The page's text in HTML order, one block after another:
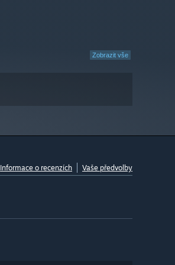
Zobrazit vše
Informace o recenzích Vaše předvolby